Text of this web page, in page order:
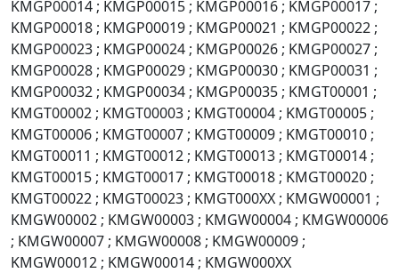
KMGP00014 ; KMGP00015 ; KMGP00016 ; KMGP00017 ;
KMGP00018 ; KMGP00019 ; KMGP00021 ; KMGP00022 ;
KMGP00023 ; KMGP00024 ; KMGP00026 ; KMGP00027 ;
KMGP00028 ; KMGP00029 ; KMGP00030 ; KMGP00031 ;
KMGP00032 ; KMGP00034 ; KMGP00035 ; KMGT00001 ;
KMGT00002 ; KMGT00003 ; KMGT00004 ; KMGT00005 ;
KMGT00006 ; KMGT00007 ; KMGT00009 ; KMGT00010 ;
KMGT00011 ; KMGT00012 ; KMGT00013 ; KMGT00014 ;
KMGT00015 ; KMGT00017 ; KMGT00018 ; KMGT00020 ;
KMGT00022 ; KMGT00023 ; KMGT000XX ; KMGW00001 ;
KMGW00002 ; KMGW00003 ; KMGW00004 ; KMGW00006
; KMGW00007 ; KMGW00008 ; KMGW00009 ;
KMGW00012 ; KMGW00014 ; KMGW000XX